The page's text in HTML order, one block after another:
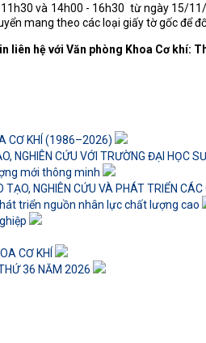
và 14h00 - 16h30 từ ngày 15/
mang theo các loại giấy tờ gốc để
hệ với Văn phòng Khoa Cơ khí:
CƠ KHÍ (1986–2026)
NGHIÊN CỨU VỚI TRƯỜNG ĐẠI HỌC
mới thông minh
NGHIÊN CỨU VÀ PHÁT TRIỂN
triển nguồn nhân lực chất lượng cao
CƠ KHÍ
36 NĂM 2026